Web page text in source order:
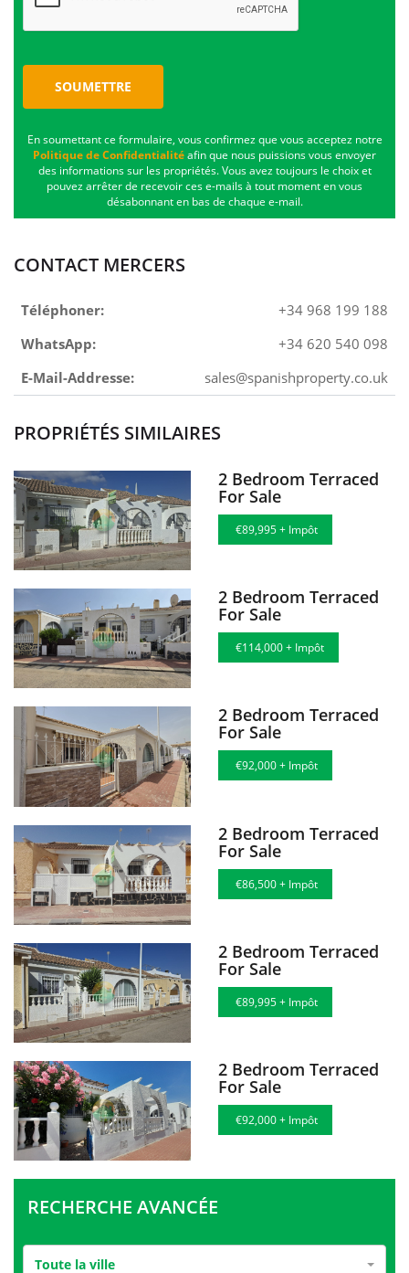
SOUMETTRE
En soumettant ce formulaire, vous confirmez que vous acceptez notre
Politique de Confidentialitéafin que nous puissions vous envoyer
des informations sur les propriétés. Vous avez toujours le choix et
pouvez arrêter de recevoir ces e-mails à tout moment en vous
désabonnant en bas de chaque e-mail.
CONTACT MERCERS
Téléphoner:
+34 968 199 188
WhatsApp:
+34 620 540 098
E-Mail-Addresse:
sales@spanishproperty.co.uk
PROPRIÉTÉS SIMILAIRES
2 Bedroom Terraced
For Sale
€89,995 + Impôt
2 Bedroom Terraced
For Sale
€114,000 + Impôt
2 Bedroom Terraced
For Sale
€92,000 + Impôt
2 Bedroom Terraced
For Sale
€86,500 + Impôt
2 Bedroom Terraced
For Sale
€89,995 + Impôt
2 Bedroom Terraced
For Sale
€92,000 + Impôt
RECHERCHE AVANCÉE
Toute la ville